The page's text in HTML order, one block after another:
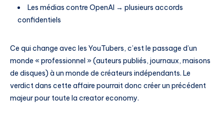
Les médias contre OpenAI → plusieurs accords
confidentiels
Ce qui change avec les YouTubers, c’est le passage d’un
monde « professionnel » (auteurs publiés, journaux, maisons
de disques) à un monde de créateurs indépendants. Le
verdict dans cette affaire pourrait donc créer un précédent
majeur pour toute la creator economy.